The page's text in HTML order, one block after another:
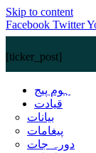
Skip to content
Facebook Twitter
[ticker_post]
ہوم پیج
قیادت
بیانات
پیغامات
دورہ جات